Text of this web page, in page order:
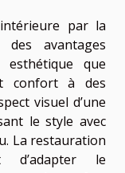
par la
avantages
que
confort à des
visuel d’une
le style avec
La restauration
d’adapter le